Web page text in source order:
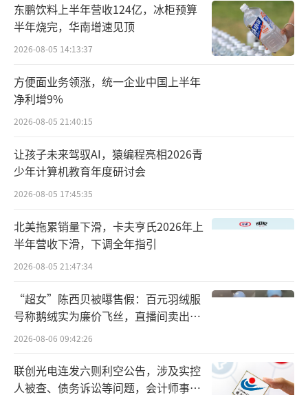
锋基金管理有限公司之股权转让协议》，公司
将收购北京鹏康持有的先锋基金22.505%股
权，交易价格为1.09亿元。2月18日，先锋基金
22.505%股权已登记至指南针名下，北京鹏康
已不再是先锋基金股东。截至当日，指南针已
持有先锋基金61.7026%股权，成为先锋基金控
股股东，先锋基金将被纳入公司合并报表范
围。
示，指南针持有先锋基金股权从39.1976%增加
至61.7026%，并披露股权结构。具体来看，除
控股股东指南针外，大连亚联投资管理有限公
司、北京福中达投资有限公司分别为先锋基金
第二大股东和第三大股东，持股比例分别为33.
31%、4.99%。
就总经理变更、股权变更对公司的具体影
东鹏饮料上半年营收124亿，冰柜预算
半年烧完，华南增速见顶
2026-08-05 14:13:37
方便面业务领涨，统一企业中国上半年
净利增9%
2026-08-05 21:40:15
让孩子未来驾驭AI，猿编程亮相2026青
少年计算机教育年度研讨会
2026-08-05 17:45:35
北美拖累销量下滑，卡夫亨氏2026年上
半年营收下滑，下调全年指引
2026-08-05 21:47:34
“超女”陈西贝被曝售假：百元羽绒服
号称鹅绒实为廉价飞丝，直播间卖出超
百万元
2026-08-06 09:42:26
联创光电连发六则利空公告，涉及实控
人被查、债务诉讼等问题，会计师事务